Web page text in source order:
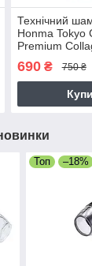
Технічний
Honma Tokyo
Premium
глибокого
волосся, 300
(заводська)
690₴ 750 ₴
Топ –18%